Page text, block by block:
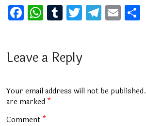
F
a
b
o
k
W
h
s
p
p
T
u
bl
T
wi
er
T
el
m
E
m
Leave a Reply
Your email address will not be published.
are marked *
Comment *